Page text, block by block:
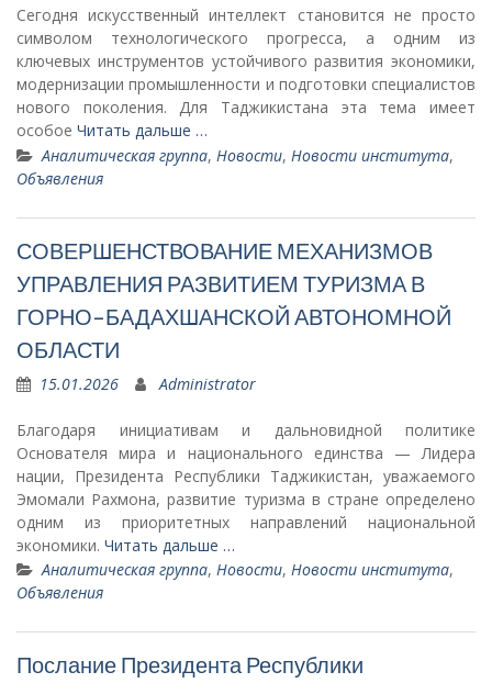
Сегодня искусственный интеллект становится не просто
символом технологического прогресса, а одним из
ключевых инструментов устойчивого развития экономики,
модернизации промышленности и подготовки специалистов
нового поколения. Для Таджикистана эта тема имеет
особое Читать дальше …
Аналитическая группа, Новости, Новости института,
Объявления
СОВЕРШЕНСТВОВАНИЕ МЕХАНИЗМОВ
УПРАВЛЕНИЯ РАЗВИТИЕМ ТУРИЗМА В
ГОРНО-БАДАХШАНСКОЙ АВТОНОМНОЙ
ОБЛАСТИ
15.01.2026 Administrator
Благодаря инициативам и дальновидной политике
Основателя мира и национального единства — Лидера
нации, Президента Республики Таджикистан, уважаемого
Эмомали Рахмона, развитие туризма в стране определено
одним из приоритетных направлений национальной
экономики. Читать дальше …
Аналитическая группа, Новости, Новости института,
Объявления
Послание Президента Республики